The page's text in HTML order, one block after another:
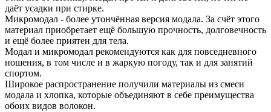
даёт усадки при стирке.
Микромодал - более утончённая версия модала. За счёт этого
материал приобретает ещё большую прочность, долговечность
и ещё более приятен для тела.
Модал и микромодал рекомендуются как для повседневного
ношения, в том числе и в жаркую погоду, так и для занятий
спортом.
Широкое распространение получили материалы из смеси
модала и хлопка, которые объединяют в себе преимущества
обоих видов волокон.